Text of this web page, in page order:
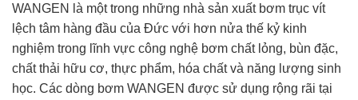
WANGEN là một trong những nhà sản xuất bơm trục vít
lệch tâm hàng đầu của Đức với hơn nửa thế kỷ kinh
nghiệm trong lĩnh vực công nghệ bơm chất lỏng, bùn đặc,
chất thải hữu cơ, thực phẩm, hóa chất và năng lượng sinh
học. Các dòng bơm WANGEN được sử dụng rộng rãi tại